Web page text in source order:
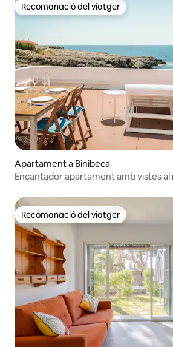
Recomanació del viatger
Recomanació del viatger
Apartament a Binibeca
Encantador apartament amb vistes al
Recomanació del viatger
Recomanació del viatger